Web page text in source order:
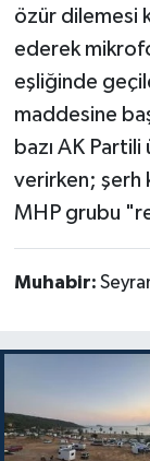
özür dilemesi
ederek
eşliğinde
maddesine
bazı AK
verirken; şerh
MHP grubu
Muhabir: